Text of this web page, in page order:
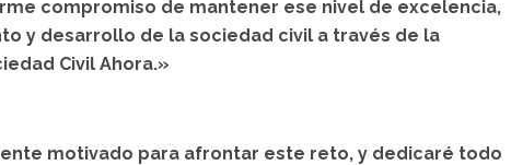
compromiso de mantener ese nivel de excelencia,
y desarrollo de la sociedad civil a través de la
Civil Ahora.»
motivado para afrontar este reto, y dedicaré todo